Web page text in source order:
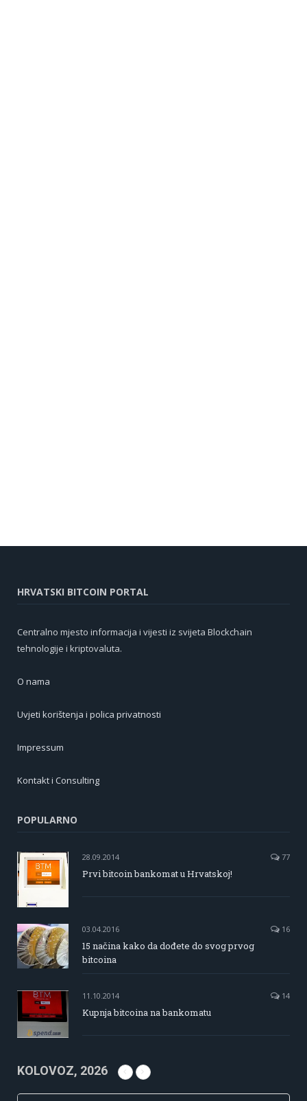
HRVATSKI BITCOIN PORTAL
Centralno mjesto informacija i vijesti iz svijeta Blockchain
tehnologije i kriptovaluta.
O nama
Uvjeti korištenja i polica privatnosti
Impressum
Kontakt i Consulting
POPULARNO
28.09.2014 77
Prvi bitcoin bankomat u Hrvatskoj!
03.04.2016 16
15 načina kako da dođete do svog prvog
bitcoina
11.10.2014 14
Kupnja bitcoina na bankomatu
KOLOVOZ, 2026